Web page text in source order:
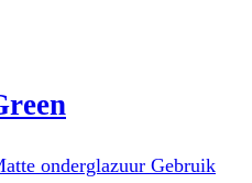
onderglazuur Gebruik